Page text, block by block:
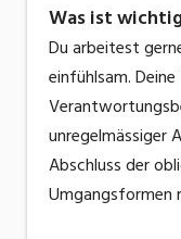
Was ist
Du arbeitest
einfühlsam.
unregelmässiger
Abschluss der
Umgangsformen